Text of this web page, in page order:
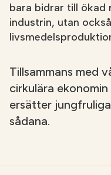
SV Sök
bara bidrar till
industrin, utan
Tillsammans med
cirkulära
ersätter
sådana.